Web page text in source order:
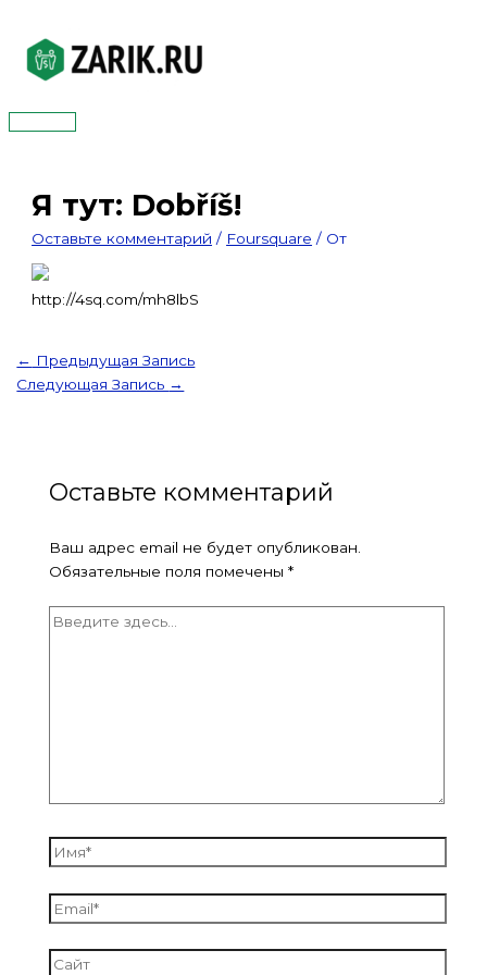
содержимому
Главное
Я тут: Dobříš!
Оставьте комментарий / Foursquare / От
http://4sq.com/mh8lbS
← Предыдущая Запись
Следующая Запись →
Оставьте комментарий
Ваш адрес email не будет опубликован.
Обязательные поля помечены *
Введите
Имя*
Email*
Сайт